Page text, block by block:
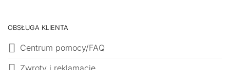
OBSŁUGA KLIENTA
Centrum pomocy/FAQ